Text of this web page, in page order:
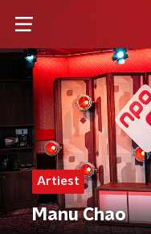
Artiest
Manu Chao